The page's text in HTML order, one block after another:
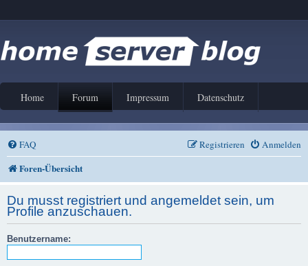
Home Forum Impressum Datenschutz
FAQ Anmelden
Registrieren
Foren-Übersicht
Du musst registriert und angemeldet sein, um
Profile anzuschauen.
Benutzername: